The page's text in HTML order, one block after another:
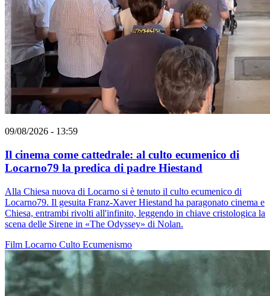
09/08/2026 - 13:59
Il cinema come cattedrale: al culto ecumenico di
Locarno79 la predica di padre Hiestand
Alla Chiesa nuova di Locarno si è tenuto il culto ecumenico di
Locarno79. Il gesuita Franz-Xaver Hiestand ha paragonato cinema e
Chiesa, entrambi rivolti all'infinito, leggendo in chiave cristologica la
scena delle Sirene in «The Odyssey» di Nolan.
Film Locarno Culto Ecumenismo